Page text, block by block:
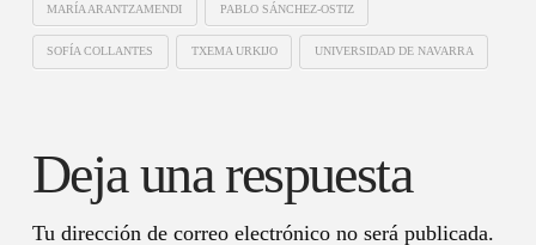
MARÍA ARANTZAMENDI PABLO SÁNCHEZ-OSTIZ
SOFÍA COLLANTES TXEMA URKIJO UNIVERSIDAD DE NAVARRA
Deja una respuesta
Tu dirección de correo electrónico no será publicada.